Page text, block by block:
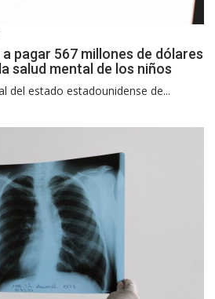
pagar 567 millones de dólares
salud mental de los niños
del estado estadounidense de...